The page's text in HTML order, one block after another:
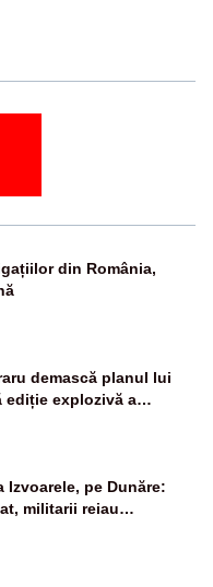
din România,
demască planul lui
ediție explozivă a
la Realitatea PLUS
Izvoarele, pe Dunăre:
militarii reiau